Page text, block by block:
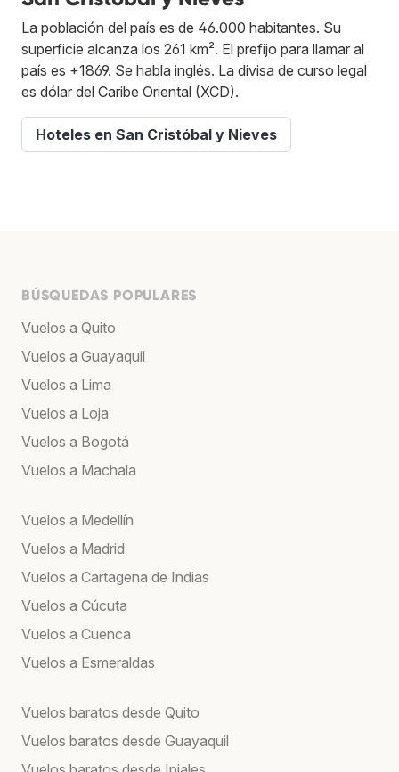
La población del país es de 46.000 habitantes. Su
superficie alcanza los 261 km². El prefijo para llamar al
país es +1869. Se habla inglés. La divisa de curso legal
es dólar del Caribe Oriental (XCD).
Hoteles en San Cristóbal y Nieves
BÚSQUEDAS POPULARES
Vuelos a Quito
Vuelos a Guayaquil
Vuelos a Lima
Vuelos a Loja
Vuelos a Bogotá
Vuelos a Machala
Vuelos a Medellín
Vuelos a Madrid
Vuelos a Cartagena de Indias
Vuelos a Cúcuta
Vuelos a Cuenca
Vuelos a Esmeraldas
Vuelos baratos desde Quito
Vuelos baratos desde Guayaquil